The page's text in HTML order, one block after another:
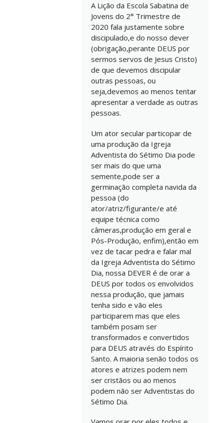
A Lição da Escola Sabatina de
Jovens do 2° Trimestre de
2020 fala justamente sobre
discipulado,e do nosso dever
(obrigação,perante DEUS por
sermos servos de Jesus Cristo)
de que devemos discipular
outras pessoas, ou
seja,devemos ao menos tentar
apresentar a verdade as outras
pessoas.
Um ator secular particopar de
uma produção da Igreja
Adventista do Sétimo Dia pode
ser mais do que uma
semente,pode ser a
germinação completa navida da
pessoa (do
ator/atriz/figurante/e até
equipe técnica como
câmeras,produção em geral e
Pós-Produção, enfim),então em
vez de tacar pedra e falar mal
da Igreja Adventista do Sétimo
Dia, nossa DEVER é de orar a
DEUS por todos os envolvidos
nessa produção, que jamais
tenha sido e vão eles
participarem mas que eles
também posam ser
transformados e convertidos
para DEUS através do Espírito
Santo. A maioria senão todos os
atores e atrizes podem nem
ser cristãos ou ao menos
podem não ser Adventistas do
Sétimo Dia.